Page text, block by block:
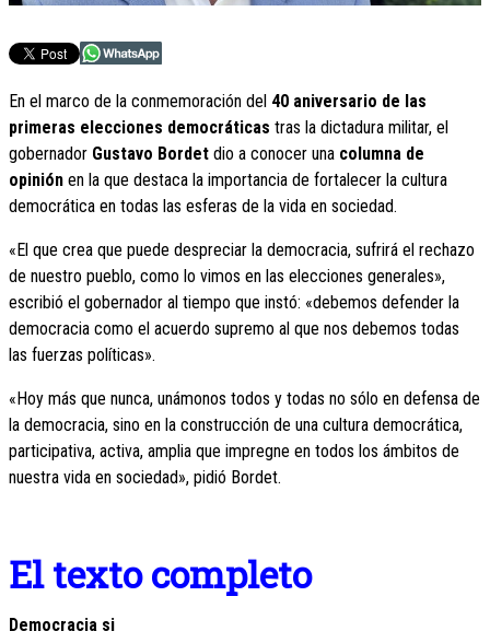
En el marco de la conmemoración del 40 aniversario de las
primeras elecciones democráticas tras la dictadura militar, el
gobernador Gustavo Bordet dio a conocer una columna de
opinión en la que destaca la importancia de fortalecer la cultura
democrática en todas las esferas de la vida en sociedad.
«El que crea que puede despreciar la democracia, sufrirá el rechazo
de nuestro pueblo, como lo vimos en las elecciones generales»,
escribió el gobernador al tiempo que instó: «debemos defender la
democracia como el acuerdo supremo al que nos debemos todas
las fuerzas políticas».
«Hoy más que nunca, unámonos todos y todas no sólo en defensa de
la democracia, sino en la construcción de una cultura democrática,
participativa, activa, amplia que impregne en todos los ámbitos de
nuestra vida en sociedad», pidió Bordet.
El texto completo
Democracia si